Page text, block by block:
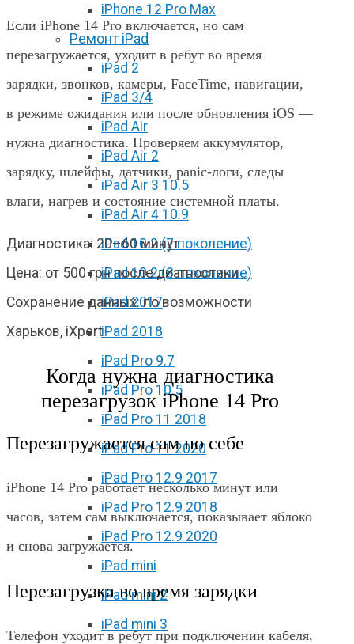
iPhone 12 Pro Max
Ремонт iPad
iPad 2
iPad 3/4
iPad Air
iPad Air 2
iPad Air 3 10.5
iPad Air 4 10.9
iPad 10.2 (7 поколение)
iPad 10.2 (8 поколение)
iPad 2017
iPad 2018
iPad Pro 9.7
iPad Pro 10.5
iPad Pro 11 2018
iPad Pro 11 2020
iPad Pro 12.9 2017
iPad Pro 12.9 2018
iPad Pro 12.9 2020
iPad mini
iPad mini 2
iPad mini 3
Если iPhone 14 Pro включается, но сам
перезагружается, уходит в ребут во время
зарядки, звонков, камеры, FaceTime, навигации,
в режиме ожидания или после обновления iOS —
нужна диагностика. Проверяем аккумулятор,
зарядку, шлейфы, датчики, panic-логи, следы
влаги, нагрев и состояние системной платы.
Диагностика: 20–60 минут
Цена: от 500 грн после диагностики
Сохранение данных: по возможности
Харьков, iXpert
Когда нужна диагностика
перезагрузок iPhone 14 Pro
Перезагружается сам по себе
iPhone 14 Pro работает несколько минут или
часов, затем сам выключается, показывает яблоко
и снова загружается.
Перезагрузка во время зарядки
Телефон уходит в ребут при подключении кабеля,